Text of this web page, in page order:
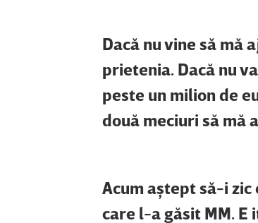
Dacă nu vine să mă
prietenia. Dacă nu
peste un milion de
două meciuri să mă
Acum aştept să-i zic
care l-a găsit MM. E